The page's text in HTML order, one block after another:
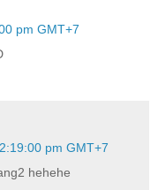
pm GMT+7
pm GMT+7
hehehe